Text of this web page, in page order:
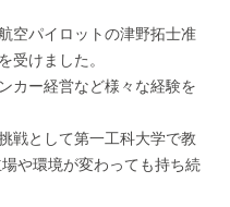
空パイロットの津野拓士准
受けました。
カー経営など様々な経験を
戦として第一工科大学で教
や環境が変わっても持ち続